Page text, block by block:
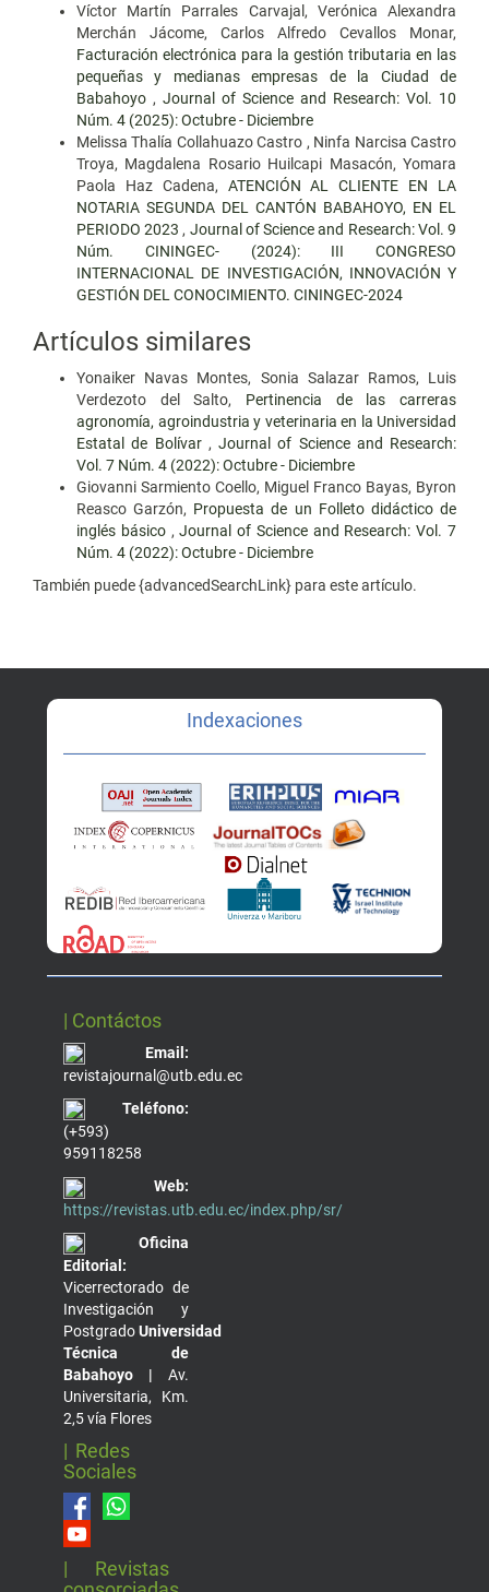
Víctor Martín Parrales Carvajal, Verónica Alexandra
Merchán Jácome, Carlos Alfredo Cevallos Monar,
Facturación electrónica para la gestión tributaria en las
pequeñas y medianas empresas de la Ciudad de
Babahoyo , Journal of Science and Research: Vol. 10
Núm. 4 (2025): Octubre - Diciembre
Melissa Thalía Collahuazo Castro , Ninfa Narcisa Castro
Troya, Magdalena Rosario Huilcapi Masacón, Yomara
Paola Haz Cadena, ATENCIÓN AL CLIENTE EN LA
NOTARIA SEGUNDA DEL CANTÓN BABAHOYO, EN EL
PERIODO 2023, Journal of Science and Research: Vol. 9
Núm. CININGEC- (2024): III CONGRESO
INTERNACIONAL DE INVESTIGACIÓN, INNOVACIÓN Y
GESTIÓN DEL CONOCIMIENTO. CININGEC-2024
Artículos similares
Yonaiker Navas Montes, Sonia Salazar Ramos, Luis
Verdezoto del Salto, Pertinencia de las carreras
agronomía, agroindustria y veterinaria en la Universidad
Estatal de Bolívar , Journal of Science and Research:
Vol. 7 Núm. 4 (2022): Octubre - Diciembre
Giovanni Sarmiento Coello, Miguel Franco Bayas, Byron
Reasco Garzón, Propuesta de un Folleto didáctico de
inglés básico ,Journal of Science and Research: Vol. 7
Núm. 4 (2022): Octubre - Diciembre
También puede {advancedSearchLink} para este artículo.
Indexaciones
| Contáctos
Email:
revistajournal@utb.edu.ec
Teléfono:
(+593)
959118258
Web:
https://revistas.utb.edu.ec/index.php/sr/
Oficina
Editorial:
Vicerrectorado de
Investigación y
PostgradoUniversidad
Técnica de
Babahoyo | Av.
Universitaria, Km.
2,5 vía Flores
| Redes
Sociales
| Revistas